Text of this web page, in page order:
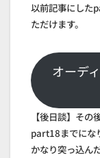
以前記事にした
ただけます。
オーデ
【後日談】そ
part18までにな
かなり突っ込ん